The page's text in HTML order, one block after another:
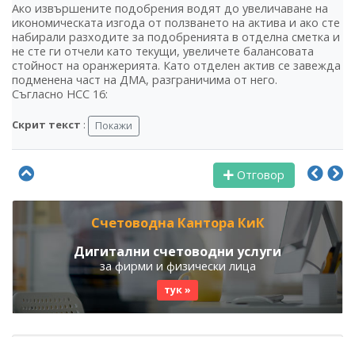
Ако извършените подобрения водят до увеличаване на
икономическата изгода от ползването на актива и ако сте
набирали разходите за подобренията в отделна сметка и
не сте ги отчели като текущи, увеличете балансовата
стойност на оранжерията. Като отделен актив се завежда
подменена част на ДМА, разграничима от него.
Съгласно НСС 16:
Скрит текст :
Отговор
Счетоводна Кантора КиК
Дигитални счетоводни услуги
за фирми и физически лица
тук »